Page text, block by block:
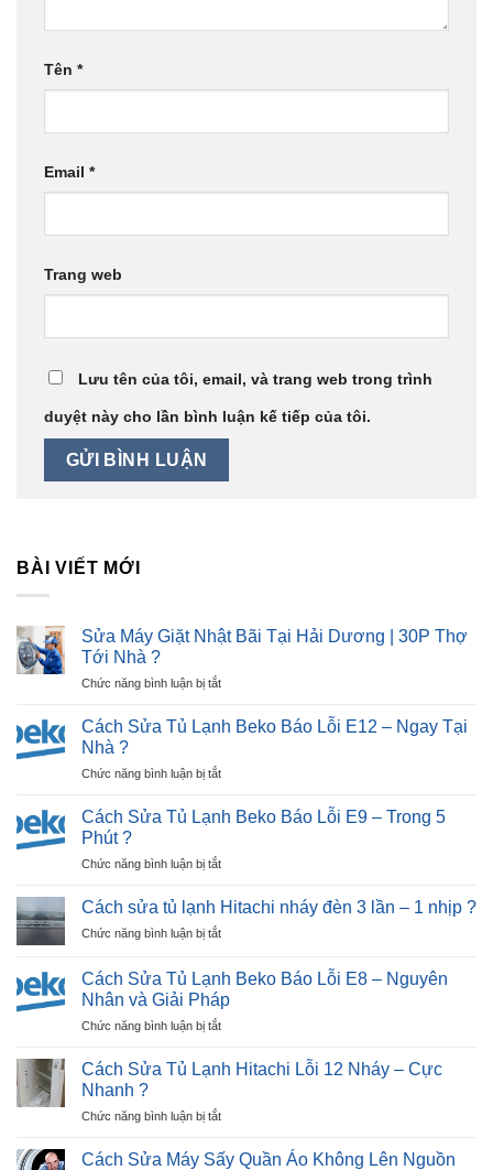
Tên *
Email *
Trang web
Lưu tên của tôi, email, và trang web trong trình
duyệt này cho lần bình luận kế tiếp của tôi.
BÀI VIẾT MỚI
Sửa Máy Giặt Nhật Bãi Tại Hải Dương | 30P Thợ
Tới Nhà ?
Chức năng bình luận bị tắtở
Máy
Bãi
Hải
30P
Tới
Cách Sửa Tủ Lạnh Beko Báo Lỗi E12 – Ngay Tại
Nhà ?
Chức năng bình luận bị tắtở
Sửa
Beko
Lỗi
–
Tại
Nhà
Cách Sửa Tủ Lạnh Beko Báo Lỗi E9 – Trong 5
Phút ?
Chức năng bình luận bị tắtở
Sửa
Lạnh
Báo
Lỗi
E9
–
5
Cách sửa tủ lạnh Hitachi nháy đèn 3 lần – 1 nhịp ?
Chức năng bình luận bị tắtở
sửa
tủ
lạnh
Hitachi
đèn
–
nhịp
Cách Sửa Tủ Lạnh Beko Báo Lỗi E8 – Nguyên
Nhân và Giải Pháp
Chức năng bình luận bị tắtở
Sửa
Beko
Lỗi
Cách Sửa Tủ Lạnh Hitachi Lỗi 12 Nháy – Cực
Nhanh ?
Chức năng bình luận bị tắtở
Sửa
Cách Sửa Máy Sấy Quần Áo Không Lên Nguồn